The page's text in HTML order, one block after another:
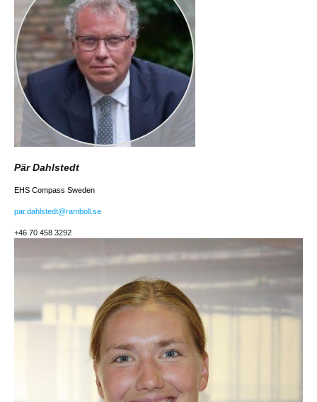
Pär Dahlstedt
EHS Compass Sweden
par.dahlstedt@ramboll.se
+46 70 458 3292